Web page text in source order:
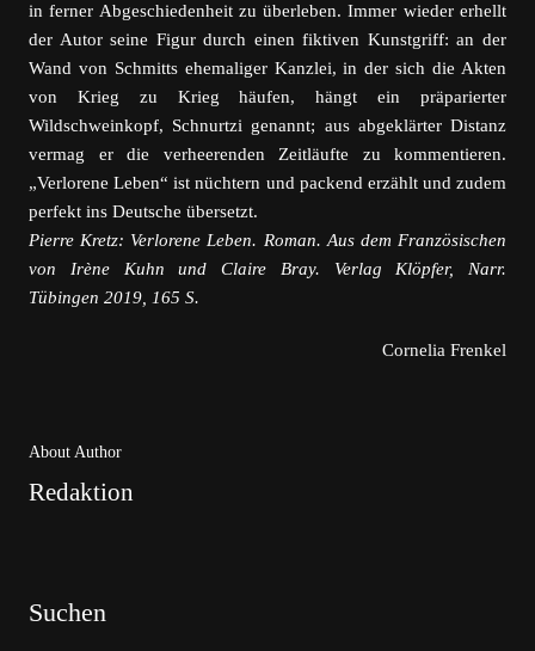
in ferner Abgeschiedenheit zu überleben. Immer wieder erhellt
der Autor seine Figur durch einen fiktiven Kunstgriff: an der
Wand von Schmitts ehemaliger Kanzlei, in der sich die Akten
von Krieg zu Krieg häufen, hängt ein präparierter
Wildschweinkopf, Schnurtzi genannt; aus abgeklärter Distanz
vermag er die verheerenden Zeitläufte zu kommentieren.
„Verlorene Leben“ ist nüchtern und packend erzählt und zudem
perfekt ins Deutsche übersetzt.
Pierre Kretz: Verlorene Leben. Roman. Aus dem Französischen
von Irène Kuhn und Claire Bray. Verlag Klöpfer, Narr.
Tübingen 2019, 165 S.
Cornelia Frenkel
About Author
Redaktion
Suchen